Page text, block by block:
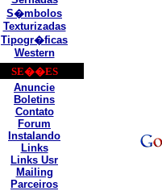
S�mbolos
Texturizadas
Tipogr�ficas
Western
SE��ES
Anuncie
Boletins
Contato
Forum
Instalando
Links
Links Usr
Mailing
Parceiros